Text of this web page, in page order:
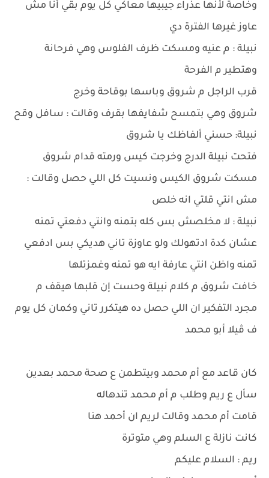
وخاصة لأنها عذراء جيبيها معاكي كل يوم بقي أنا مش
عاوز غيرها الفترة دي
نبيلة : م عنيه ومسكت ظرف الفلوس وهي فرحانة
وهتطير م الفرحة
قرب الراجل م شروق وباسها بوقاحة وخرج
شروق وهي بتمسح شفايفها بقرف وقالت : سافل وقح
نبيلة: حسني ألفاظك يا شروق
فتحت نبيلة الدرج وخرجت كيس ورمته قدام شروق
مسكت شروق الكيس ونسيت كل اللي حصل وقالت :
مش انتي قلتي انه خلص
نبيلة : لا مخلصش بس كله بتمنه وانتي دفعتي تمنه
عشان كدة ادتهولك ولو عاوزة تاني هديكي بس ادفعي
تمنه واظن انتي عارفة ايه هو تمنه وغمزتلها
خافت شروق م كلام نبيلة وحست إن قلبها هيقف م
مجرد التفكير ان اللي حصل ده هيتكرر تاني وكمان كل يوم
ف ڤيلا أبو محمد
كان قاعد مع أم محمد وبيتطمن ع صحة محمد بعدين
سأل ع ريم وطلب م أم محمد تندهاله
قامت أم محمد وقالت لريم ان أحمد هنا
كانت نازلة ع السلم وهي متوترة
ريم : السلام عليكم